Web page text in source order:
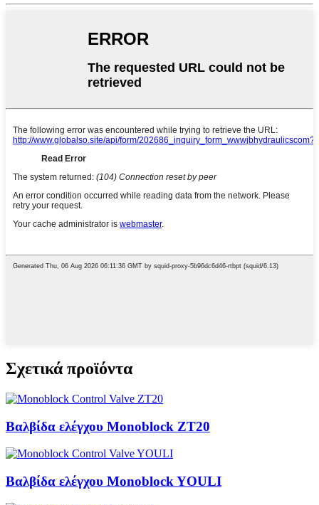
Σχετικά προϊόντα
Βαλβίδα ελέγχου Monoblock ZT20
Βαλβίδα ελέγχου Monoblock YOULI